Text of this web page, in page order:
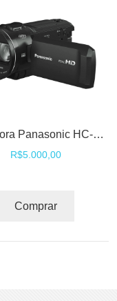
Filmadora Panasonic HC-V900 Full HD Camcorder com Zoom Óptico 24x e Estabilização Avançada
R$5.000,00
Comprar